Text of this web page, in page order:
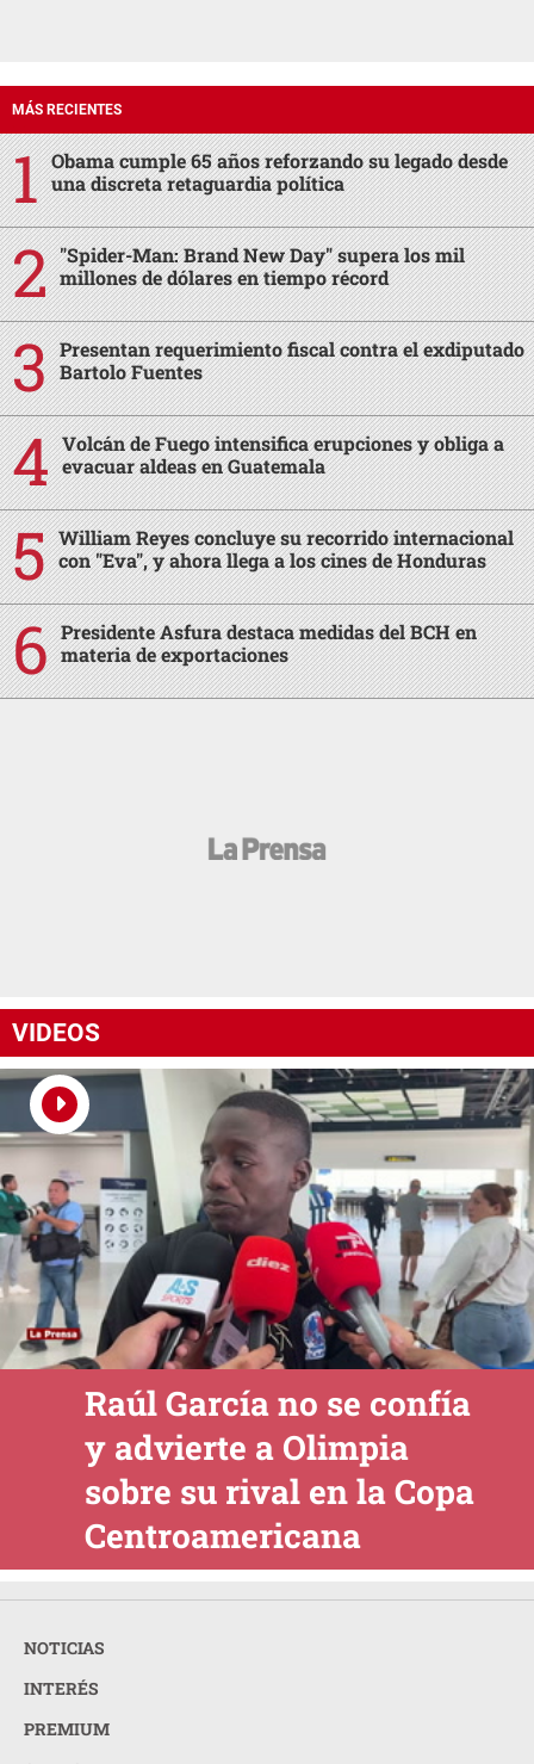
MÁS RECIENTES
Obama cumple 65 años reforzando su legado desde
una discreta retaguardia política
"Spider-Man: Brand New Day" supera los mil
millones de dólares en tiempo récord
Presentan requerimiento fiscal contra el exdiputado
Bartolo Fuentes
Volcán de Fuego intensifica erupciones y obliga a
evacuar aldeas en Guatemala
William Reyes concluye su recorrido internacional
con "Eva", y ahora llega a los cines de Honduras
Presidente Asfura destaca medidas del BCH en
materia de exportaciones
VIDEOS
Raúl García no se confía
y advierte a Olimpia
sobre su rival en la Copa
Centroamericana
NOTICIAS
INTERÉS
PREMIUM